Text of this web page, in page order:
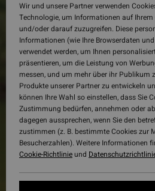
Wir und unsere Partner verwenden
Technologie, um Informationen auf Ihrem
und/oder darauf zuzugreifen. Diese
Informationen (wie Ihre Browserdaten
verwendet werden, um Ihnen
präsentieren, um die Leistung von
messen, und um mehr über ihr Publikum
Produkte unserer Partner zu entwickeln
können Ihre Wahl so einstellen, dass Sie
Zustimmung bedürfen, annehmen oder
dagegen aussprechen, wenn Sie den
zustimmen (z. B. bestimmte Cookies zur
Besucherzahlen). Weitere Informationen
Cookie-Richtlinieund